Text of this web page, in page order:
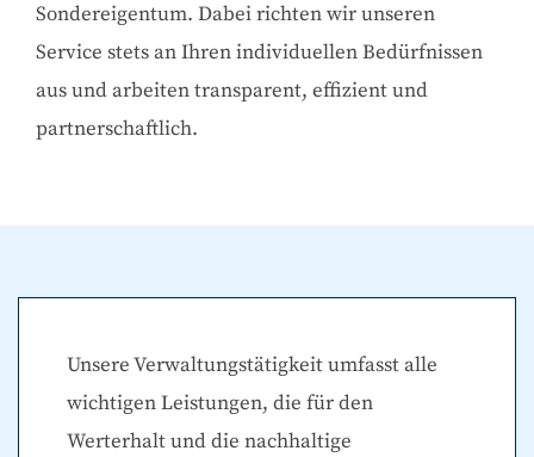
Sondereigentum. Dabei richten wir unseren
Service stets an Ihren individuellen Bedürfnissen
aus und arbeiten transparent, effizient und
partnerschaftlich.
Unsere Verwaltungstätigkeit umfasst alle
wichtigen Leistungen, die für den
Werterhalt und die nachhaltige